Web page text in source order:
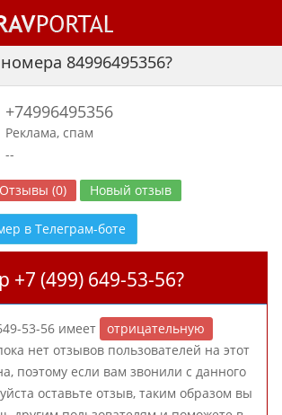
84996495356?
+74996495356
Реклама, спам
--
Отзывы (0) Новый отзыв
в Телеграм-боте
(499) 649-53-56?
53-56 имеет
отрицательную
нет отзывов пользователей на этот
поэтому если вам звонили с данного
оставьте отзыв, таким образом вы